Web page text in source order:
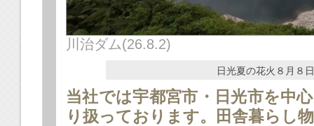
川治ダム(26.8.2)
日光夏の花火８月８日だい
当社では宇都宮市・日光市を中
り扱っております。田舎暮らし